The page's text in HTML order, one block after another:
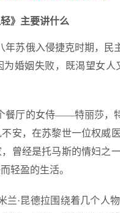
》主要讲什么
年苏俄入侵捷克时期，
为婚姻失败，既渴望女
餐厅的女侍——特丽莎，
安，在苏黎世一位权威
曾经是托马斯的情妇之
轻盈的生活。
兰·昆德拉围绕着几个人